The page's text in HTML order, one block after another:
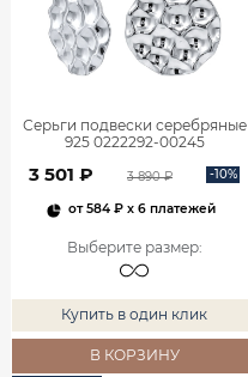
Серьги подвески серебряные
925 0222292-00245
3 501 ₽ 3 890 ₽ -10%
от584 ₽x 6 платежей
Выберите размер:
Купить в один клик
В КОРЗИНУ